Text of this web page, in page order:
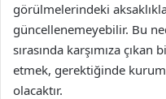
görülmelerindeki
güncellenemeyebilir. Bu
sırasında karşımıza
etmek, gerektiğinde
olacaktır.